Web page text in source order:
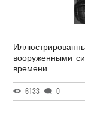
вооруженными
времени.
6133 0